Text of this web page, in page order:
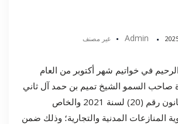
Admin غير مصنف
في خواتيم شهر أكتوبر من العام
صاحب السمو الشيخ تميم بن حمد آل ثاني
أمير دولة قطر القانون رقم (20) لسنة 2021 والخاص
المنازعات المدنية والتجارية؛ وذلك ضمن